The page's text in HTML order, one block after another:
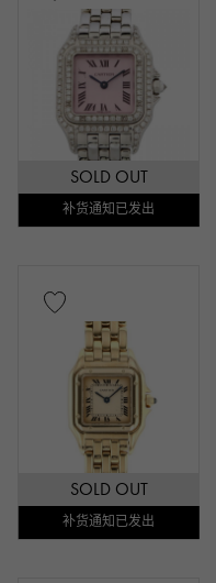
SOLD OUT
补货通知已发出
SOLD OUT
补货通知已发出